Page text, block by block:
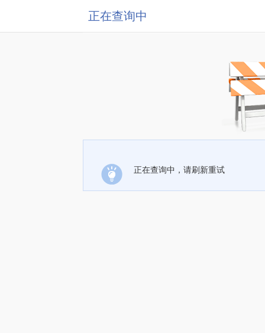
正在查询中
正在查询中，请刷新重试